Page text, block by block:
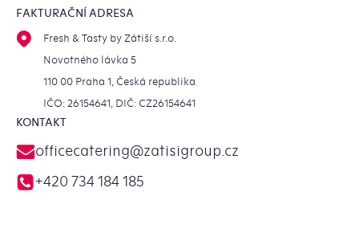
FAKTURAČNÍ ADRESA
Fresh & Tasty by Zátiší s.r.o.
Novotného lávka 5
110 00 Praha 1, Česká republika
IČO: 26154641, DIČ: CZ26154641
KONTAKT
officecatering@zatisigroup.cz
+420 734 184 185